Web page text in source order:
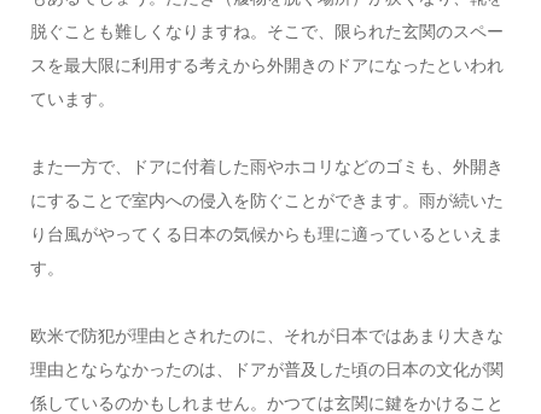
脱ぐことも難しくなりますね。そこで、限られた玄関のスペー
スを最大限に利用する考えから外開きのドアになったといわれ
ています。
また一方で、ドアに付着した雨やホコリなどのゴミも、外開き
にすることで室内への侵入を防ぐことができます。雨が続いた
り台風がやってくる日本の気候からも理に適っているといえま
す。
欧米で防犯が理由とされたのに、それが日本ではあまり大きな
理由とならなかったのは、ドアが普及した頃の日本の文化が関
係しているのかもしれません。かつては玄関に鍵をかけること